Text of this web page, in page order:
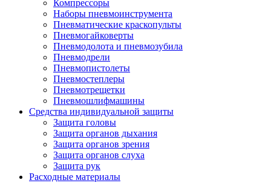
Компрессоры
Наборы пневмоинструмента
Пневматические краскопульты
Пневмогайковерты
Пневмодолота и пневмозубила
Пневмодрели
Пневмопистолеты
Пневмостеплеры
Пневмотрещетки
Пневмошлифмашины
Средства индивидуальной защиты
Защита головы
Защита органов дыхания
Защита органов зрения
Защита органов слуха
Защита рук
Расходные материалы